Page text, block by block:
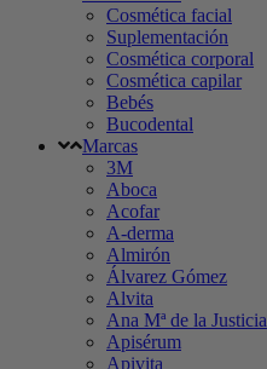
Cosmética facial
Suplementación
Cosmética corporal
Cosmética capilar
Bebés
Bucodental
Marcas
3M
Aboca
Acofar
A-derma
Almirón
Álvarez Gómez
Alvita
Ana Mª de la Justicia
Apisérum
Apivita